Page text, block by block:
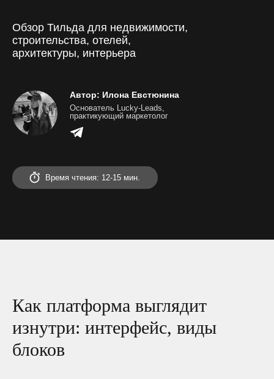
получить предложение
Обзор Тильда для недвижимости,
строительства, отелей,
архитектуры, интерьера
Время чтения: 12-15 мин.
Автор: Илона Евстюнина
Основатель Lucky-Leads,
практикующий маркетолог
Как платформа выглядит
изнутри: интерфейс, виды
блоков